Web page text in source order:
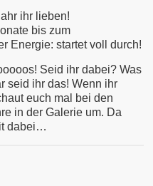
ihr lieben!
bis zum
Energie: startet voll durch!
Seid ihr dabei? Was
seid ihr das! Wenn ihr
euch mal bei den
in der Galerie um. Da
dabei…